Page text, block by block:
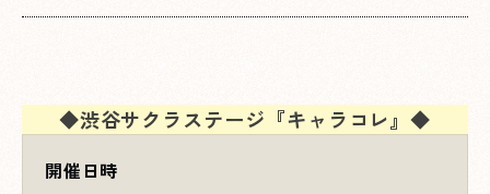
◆渋谷サクラステージ『キャラコレ』◆
開催日時